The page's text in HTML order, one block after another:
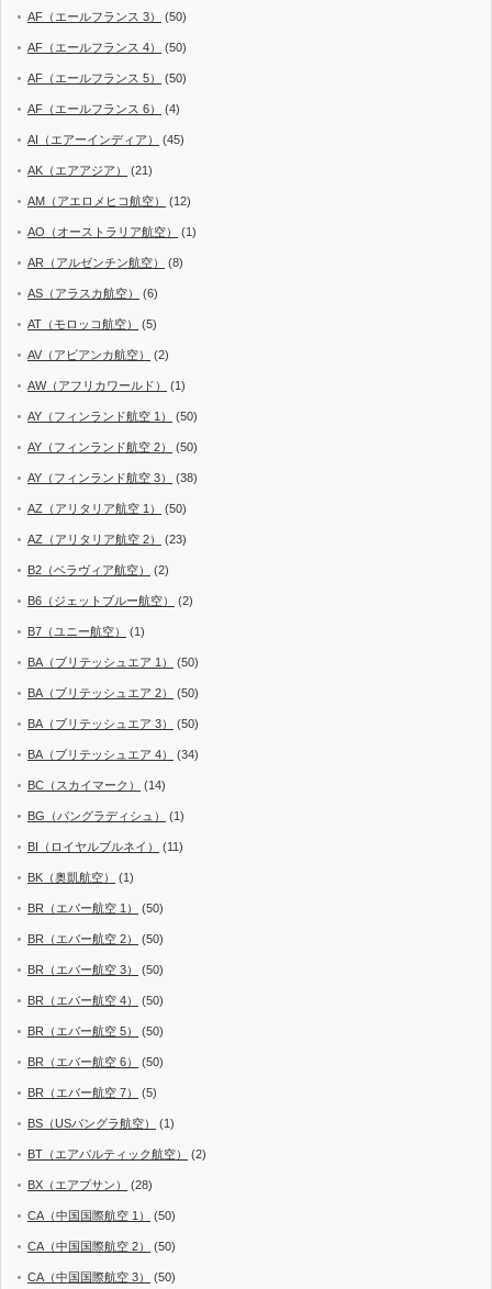
AF（エールフランス 3） (50)
AF（エールフランス 4） (50)
AF（エールフランス 5） (50)
AF（エールフランス 6） (4)
AI（エアーインディア） (45)
AK（エアアジア） (21)
AM（アエロメヒコ航空） (12)
AO（オーストラリア航空） (1)
AR（アルゼンチン航空） (8)
AS（アラスカ航空） (6)
AT（モロッコ航空） (5)
AV（アビアンカ航空） (2)
AW（アフリカワールド） (1)
AY（フィンランド航空 1） (50)
AY（フィンランド航空 2） (50)
AY（フィンランド航空 3） (38)
AZ（アリタリア航空 1） (50)
AZ（アリタリア航空 2） (23)
B2（ベラヴィア航空） (2)
B6（ジェットブルー航空） (2)
B7（ユニー航空） (1)
BA（ブリテッシュエア 1） (50)
BA（ブリテッシュエア 2） (50)
BA（ブリテッシュエア 3） (50)
BA（ブリテッシュエア 4） (34)
BC（スカイマーク） (14)
BG（バングラディシュ） (1)
BI（ロイヤルブルネイ） (11)
BK（奥凱航空） (1)
BR（エバー航空 1） (50)
BR（エバー航空 2） (50)
BR（エバー航空 3） (50)
BR（エバー航空 4） (50)
BR（エバー航空 5） (50)
BR（エバー航空 6） (50)
BR（エバー航空 7） (5)
BS（USバングラ航空） (1)
BT（エアバルティック航空） (2)
BX（エアプサン） (28)
CA（中国国際航空 1） (50)
CA（中国国際航空 2） (50)
CA（中国国際航空 3） (50)